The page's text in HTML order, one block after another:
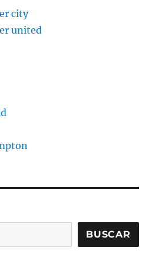
city
united
BUSCAR